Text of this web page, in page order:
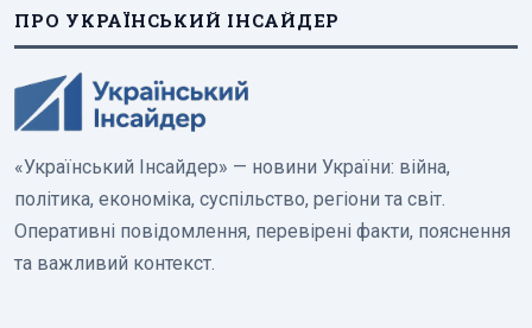
ПРО УКРАЇНСЬКИЙ ІНСАЙДЕР
«Український Інсайдер» — новини України: війна,
політика, економіка, суспільство, регіони та світ.
Оперативні повідомлення, перевірені факти, пояснення
та важливий контекст.